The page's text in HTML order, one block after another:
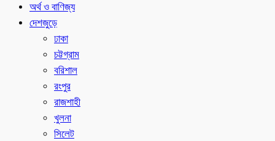
অর্থ ও বাণিজ্য
দেশজুড়ে
ঢাকা
চট্টগ্রাম
বরিশাল
রংপুর
রাজশাহী
খুলনা
সিলেট